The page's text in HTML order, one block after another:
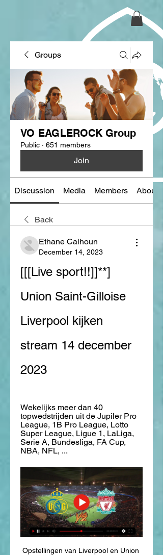
Groups
VO EAGLEROCK Group
Public · 651 members
Join
Discussion Media Members About
Back
Ethane Calhoun
December 14, 2023
[[[Live sport!!]]**]
Union Saint-Gilloise
Liverpool kijken
stream 14 december
2023
Wekelijks meer dan 40
topwedstrijden uit de Jupiler Pro
League, 1B Pro League, Lotto
Super League, Ligue 1, LaLiga,
Serie A, Bundesliga, FA Cup,
NBA, NFL, ...
Opstellingen van Liverpool en Union